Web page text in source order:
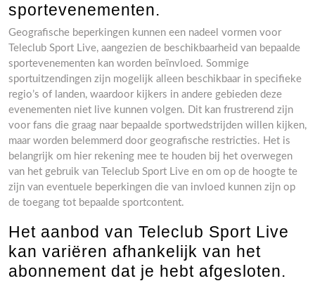
sportevenementen.
Geografische beperkingen kunnen een nadeel vormen voor
Teleclub Sport Live, aangezien de beschikbaarheid van bepaalde
sportevenementen kan worden beïnvloed. Sommige
sportuitzendingen zijn mogelijk alleen beschikbaar in specifieke
regio’s of landen, waardoor kijkers in andere gebieden deze
evenementen niet live kunnen volgen. Dit kan frustrerend zijn
voor fans die graag naar bepaalde sportwedstrijden willen kijken,
maar worden belemmerd door geografische restricties. Het is
belangrijk om hier rekening mee te houden bij het overwegen
van het gebruik van Teleclub Sport Live en om op de hoogte te
zijn van eventuele beperkingen die van invloed kunnen zijn op
de toegang tot bepaalde sportcontent.
Het aanbod van Teleclub Sport Live
kan variëren afhankelijk van het
abonnement dat je hebt afgesloten.